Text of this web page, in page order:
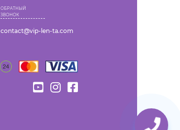
ОБРАТНЫЙ
ЗВОНОК
contact@vip-len-ta.com